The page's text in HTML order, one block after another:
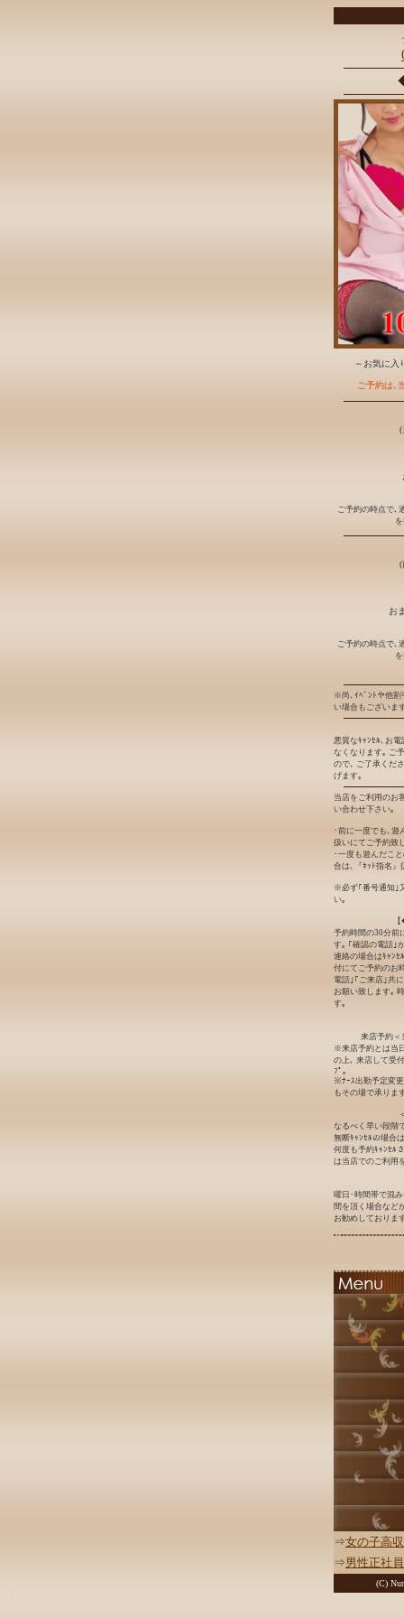
～お気に入
ご予約は､
(
ご予約の時点で､
(
お
ご予約の時点で､
※尚､ｲﾍﾞﾝﾄや他割
い場合もございま
悪質なｷｬﾝｾﾙ､お電
なくなります｡ ご
ので､ ご了承くだ
げます｡
当店をご利用のお
い合わせ下さい｡
･前に一度でも､遊
扱いにてご予約致
･一度も遊んだこ
合は､『ﾈｯﾄ指名』
※必ず｢番号通知｣
い｡
予約時間の30分前
す｡ ｢確認の電話｣
連絡の場合はｷｬﾝｾ
付にてご予約のお
電話｣｢ご来店｣共
お願い致します｡
す｡
来店予約＜
※来店予約とは当
の上､ 来店して受
ﾌﾟ｡
※ﾅｰｽ出勤予定変
もその場で承りま
なるべく早い段階
無断ｷｬﾝｾﾙの場合
何度も予約ｷｬﾝｾﾙ
は当店でのご利用
曜日･時間帯で混
間を頂く場合など
お勧めしておりま
⇒女の子高
⇒男性正社
(C)